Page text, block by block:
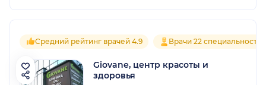
Средний рейтинг врачей 4.9 Врачи 22 специальностей
Giovane, центр красоты и
здоровья